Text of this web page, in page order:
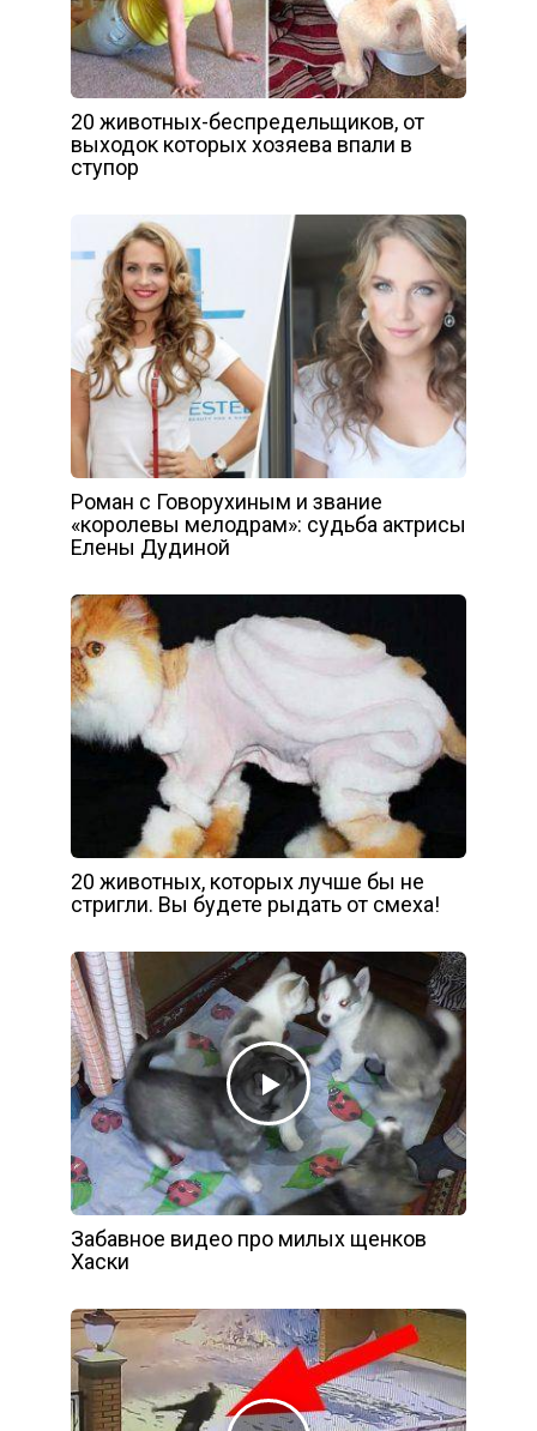
20 животных-беспредельщиков, от
выходок которых хозяева впали в
ступор
Роман с Говорухиным и звание
«королевы мелодрам»: судьба актрисы
Елены Дудиной
20 животных, которых лучше бы не
стригли. Вы будете рыдать от смеха!
Забавное видео про милых щенков
Хаски